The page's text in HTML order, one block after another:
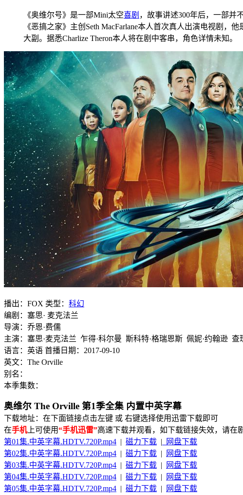
《奥维尔号》是一部Mini太空喜剧 ，故事讲述300年后，一部并
《恶搞之家》主创Seth MacFarlane本人首次真人出演电视剧，
大副。据悉Charlize Theron本人将在剧中客串，角色详情未知。
播出：FOX 类型： 科幻
编剧：塞思· 麦克法兰
导演：乔恩·费儒
主演：塞思·麦克法兰 乍得·科尔曼 斯科特·格瑞恩斯 佩妮·约翰逊 查
语言：英语 首播日期：2017-09-10
英文：The Orville
别名：
本季集数：
奥维尔 The Orville 第1季全集 内置中英字幕
下载地址：在下面链接点击左键 或 右键选择使用迅雷下载即可
在手机上可使用“手机迅雷”高速下载并观看，如下载链接失效，请在
第01集.中英字幕.HDTV.720P.mp4 | 磁力下载 | 网盘下载
第02集.中英字幕.HDTV.720P.mp4 | 磁力下载 |
网盘下载
第03集.中英字幕.HDTV.720P.mp4 | 磁力下载 |
网盘下载
第04集.中英字幕.HDTV.720P.mp4 | 磁力下载 |
网盘下载
第05集.中英字幕.HDTV.720P.mp4 | 磁力下载 |
网盘下载